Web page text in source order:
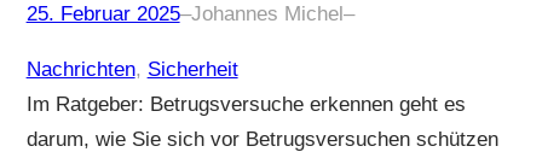
25. Februar 2025–Johannes Michel–
Nachrichten, Sicherheit
Im Ratgeber: Betrugsversuche erkennen geht es
darum, wie Sie sich vor Betrugsversuchen schützen